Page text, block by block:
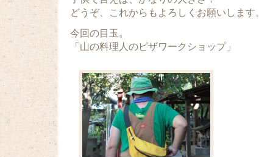
どうぞ、これからもよろしくお願いします。
今回の目玉。
「山の料理人のピザワークショップ」